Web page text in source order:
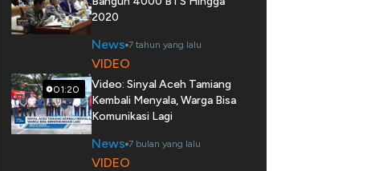
2020
News 7 tahun yang lalu
01:20
VIDEO
Video: Sinyal Aceh Tamiang
Kembali Menyala, Warga Bisa
Komunikasi Lagi
News 7 bulan yang lalu
VIDEO